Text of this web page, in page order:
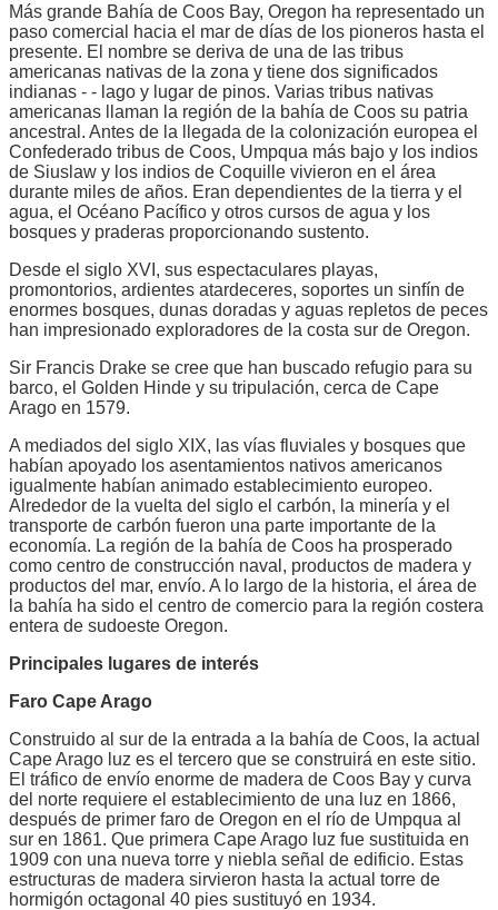
Más grande Bahía de Coos Bay, Oregon ha representado un
paso comercial hacia el mar de días de los pioneros hasta el
presente. El nombre se deriva de una de las tribus
americanas nativas de la zona y tiene dos significados
indianas - - lago y lugar de pinos. Varias tribus nativas
americanas llaman la región de la bahía de Coos su patria
ancestral. Antes de la llegada de la colonización europea el
Confederado tribus de Coos, Umpqua más bajo y los indios
de Siuslaw y los indios de Coquille vivieron en el área
durante miles de años. Eran dependientes de la tierra y el
agua, el Océano Pacífico y otros cursos de agua y los
bosques y praderas proporcionando sustento.
Desde el siglo XVI, sus espectaculares playas,
promontorios, ardientes atardeceres, soportes un sinfín de
enormes bosques, dunas doradas y aguas repletos de peces
han impresionado exploradores de la costa sur de Oregon.
Sir Francis Drake se cree que han buscado refugio para su
barco, el Golden Hinde y su tripulación, cerca de Cape
Arago en 1579.
A mediados del siglo XIX, las vías fluviales y bosques que
habían apoyado los asentamientos nativos americanos
igualmente habían animado establecimiento europeo.
Alrededor de la vuelta del siglo el carbón, la minería y el
transporte de carbón fueron una parte importante de la
economía. La región de la bahía de Coos ha prosperado
como centro de construcción naval, productos de madera y
productos del mar, envío. A lo largo de la historia, el área de
la bahía ha sido el centro de comercio para la región costera
entera de sudoeste Oregon.
Principales lugares de interés
Faro Cape Arago
Construido al sur de la entrada a la bahía de Coos, la actual
Cape Arago luz es el tercero que se construirá en este sitio.
El tráfico de envío enorme de madera de Coos Bay y curva
del norte requiere el establecimiento de una luz en 1866,
después de primer faro de Oregon en el río de Umpqua al
sur en 1861. Que primera Cape Arago luz fue sustituida en
1909 con una nueva torre y niebla señal de edificio. Estas
estructuras de madera sirvieron hasta la actual torre de
hormigón octagonal 40 pies sustituyó en 1934.